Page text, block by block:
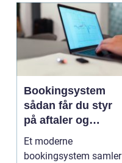
Bookingsystem
sådan får du styr
på aftaler og
arbejdsgange
Et moderne
bookingsystem samler